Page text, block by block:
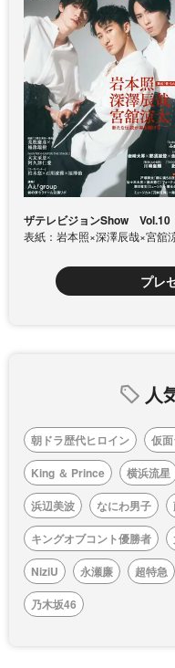
ザテレビジョンShow Vol.10
表紙：岩本照×深澤辰哉×宮舘
プレ
人
朝ドラ歴代ヒロイン 仮
King ＆ Prince
横浜流星
浜辺美波
なにわ男子
キングオブコント優勝者
NiziU
永瀬廉 超特急
乃木坂46